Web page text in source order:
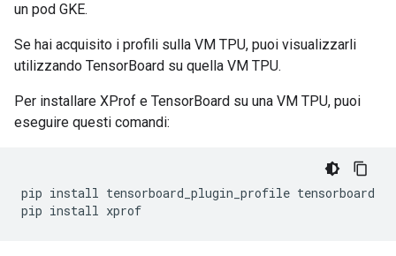
un pod GKE.
Se hai acquisito i profili sulla VM TPU, puoi visualizzarli
utilizzando TensorBoard su quella VM TPU.
Per installare XProf e TensorBoard su una VM TPU, puoi
eseguire questi comandi:
pip install tensorboard_plugin_profile tensorboard
pip install xprof